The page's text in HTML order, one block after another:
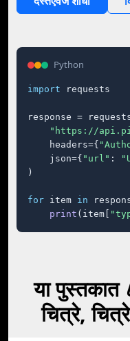
Python
import requests
response =
"https://
    headers={
    json={
"url" :
)
for item in
print (item[
या पुस्तकात
चित्रे,